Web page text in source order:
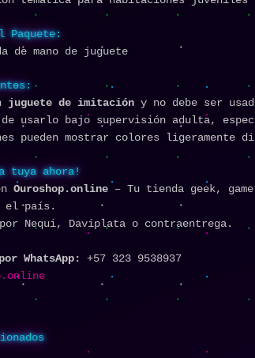
Paquete:
de mano de juguete
juguete de imitación y no debe ser
de usarlo bajo supervisión adulta,
pueden mostrar colores
tuya ahora!
Ouroshop.online – Tu tienda geek,
el país.
por Nequi, Daviplata o contraentrega.
WhatsApp: +57 323 9538937